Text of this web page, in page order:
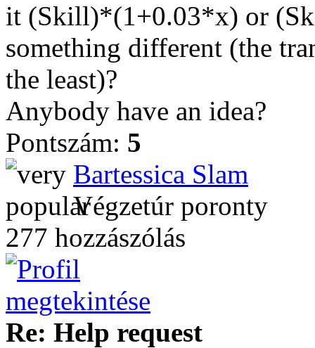
it (Skill)*(1+0.03*x) or
something different (the
the least)?
Anybody have an idea?
Pontszám: 5
Bartessica Slam
Végzetúr poronty
277 hozzászólás
Re: Help request